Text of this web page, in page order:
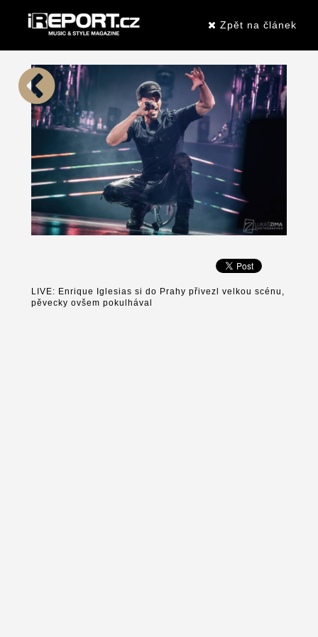
Zpět na článek
LIVE: Enrique Iglesias si do Prahy přivezl velkou scénu,
pěvecky ovšem pokulhával